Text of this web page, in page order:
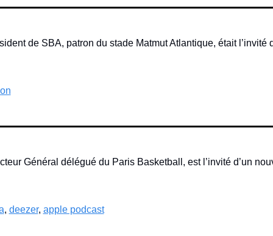
de SBA, patron du stade Matmut Atlantique, était l’invité
Général délégué du Paris Basketball, est l’invité d’un
, deezer, apple podcast